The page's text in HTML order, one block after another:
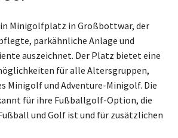
Minigolfplatz in Großbottwar, der
parkähnliche Anlage und
auszeichnet. Der Platz bietet eine
für alle Altersgruppen,
Minigolf und Adventure-Minigolf. Die
für ihre Fußballgolf-Option, die
und Golf ist und für zusätzlichen